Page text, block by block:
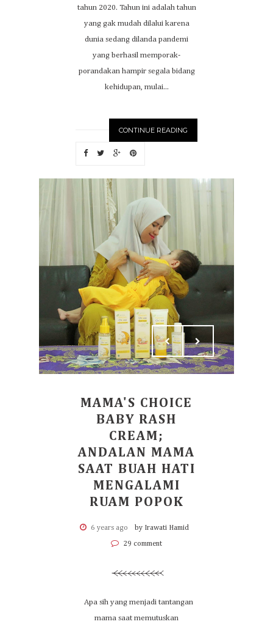
tahun 2020. Tahun ini adalah tahun
yang gak mudah dilalui karena
dunia sedang dilanda pandemi
yang berhasil memporak-
porandakan hampir segala bidang
kehidupan, mulai...
CONTINUE READING
MAMA'S CHOICE
BABY RASH
CREAM;
ANDALAN MAMA
SAAT BUAH HATI
MENGALAMI
RUAM POPOK
6 years ago by Irawati Hamid
29 comment
Apa sih yang menjadi tantangan
mama saat memutuskan